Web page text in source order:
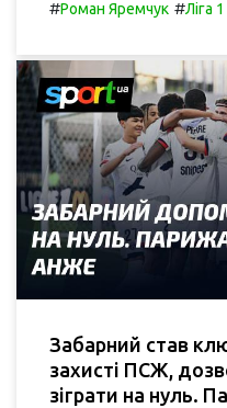
#Роман Яремчук #Ліга 1
Забарний став
захисті ПСЖ,
зіграти на нуль.